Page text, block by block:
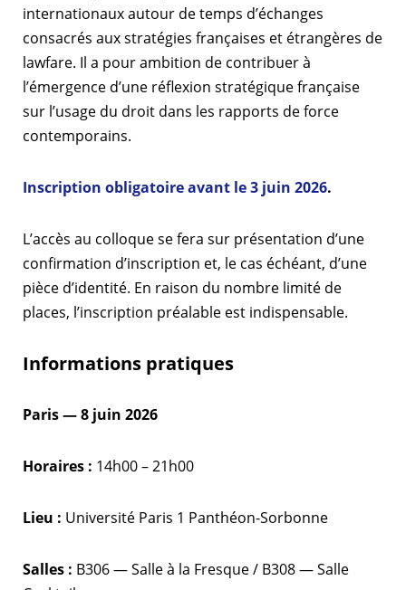
internationaux autour de temps d’échanges
consacrés aux stratégies françaises et étrangères de
lawfare. Il a pour ambition de contribuer à
l’émergence d’une réflexion stratégique française
sur l’usage du droit dans les rapports de force
contemporains.
Inscription obligatoire avant le 3 juin 2026.
L’accès au colloque se fera sur présentation d’une
confirmation d’inscription et, le cas échéant, d’une
pièce d’identité. En raison du nombre limité de
places, l’inscription préalable est indispensable.
Informations pratiques
Paris — 8 juin 2026
Horaires : 14h00 – 21h00
Lieu : Université Paris 1 Panthéon-Sorbonne
Salles : B306 — Salle à la Fresque / B308 — Salle